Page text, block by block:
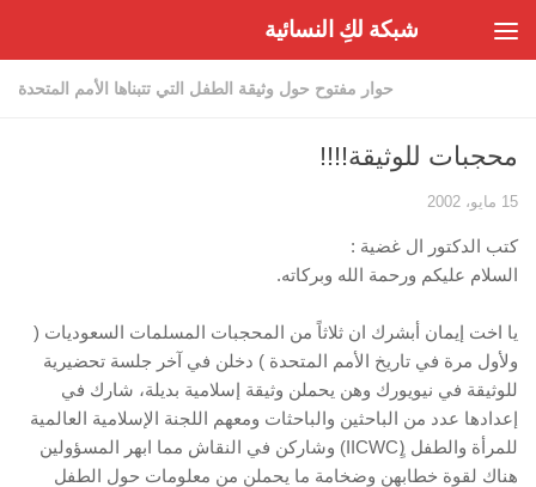
شبكة لكِ النسائية
حوار مفتوح حول وثيقة الطفل التي تتبناها الأمم المتحدة
محجبات للوثيقة!!!!
15 مايو، 2002
كتب الدكتور ال غضية :
السلام عليكم ورحمة الله وبركاته.
يا اخت إيمان أبشرك ان ثلاثاً من المحجبات المسلمات السعوديات (
ولأول مرة في تاريخ الأمم المتحدة ) دخلن في آخر جلسة تحضيرية
للوثيقة في نيويورك وهن يحملن وثيقة إسلامية بديلة، شارك في
إعدادها عدد من الباحثين والباحثات ومعهم اللجنة الإسلامية العالمية
للمرأة والطفل (ِِIICWC) وشاركن في النقاش مما ابهر المسؤولين
هناك لقوة خطابهن وضخامة ما يحملن من معلومات حول الطفل